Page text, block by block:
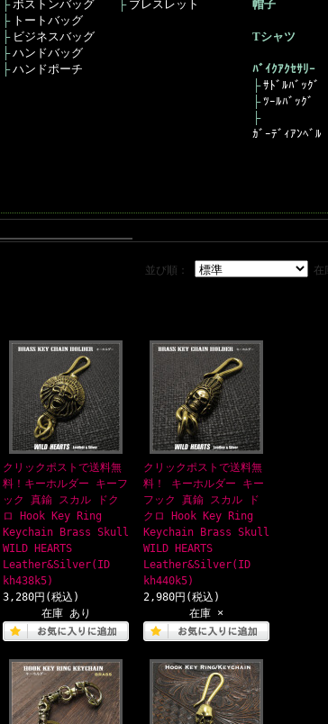
├ボストンバッグ
├ トートバッグ
├ ビジネスバッグ
├ハンドバッグ
├ハンドポーチ
├ ブレスレット 帽子
Tシャツ
ﾊﾞｲｸｱｸｾｻﾘｰ
├ｻﾄﾞﾙﾊﾞｯｸﾞ
├ﾂｰﾙﾊﾞｯｸﾞ
├
ｶﾞｰﾃﾞｨｱﾝﾍﾞﾙ
在
並び順：
クリックポストで送料無
料！キーホルダー キーフ
ック 真鍮 スカル ドク
ロ Hook Key Ring
Keychain Brass Skull
WILD HEARTS
Leather&Silver(ID
kh438k5)
3,280円(税込)
在庫 あり
クリックポストで送料無
料！ キーホルダー キー
フック 真鍮 スカル ド
クロ Hook Key Ring
Keychain Brass Skull
WILD HEARTS
Leather&Silver(ID
kh440k5)
2,980円(税込)
在庫 ×